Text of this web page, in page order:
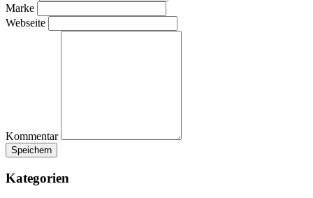
Marke
Webseite
Kommentar
Kategorien